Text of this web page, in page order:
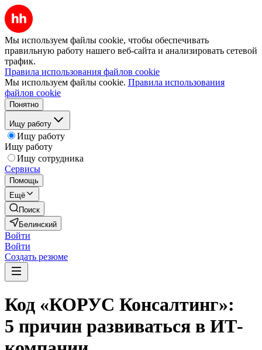
Мы используем файлы cookie, чтобы обеспечивать
правильную работу нашего веб-сайта и анализировать сетевой
трафик.
Правила использования файлов cookie
Мы используем файлы cookie. Правила использования
файлов cookie
Понятно
Ищу работу
Ищу работу
Ищу работу
Ищу сотрудника
Сервисы
Помощь
Ещё
Поиск
Белинский
Войти
Войти
Создать резюме
Код «КОРУС Консалтинг»:
5 причин развиваться в ИТ-